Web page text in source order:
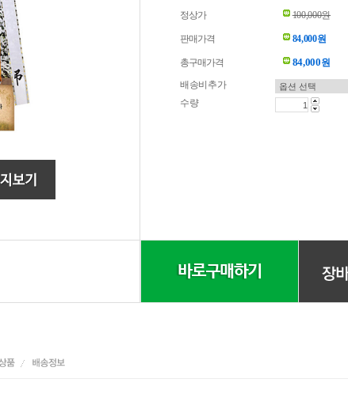
정상가 100,000원
판매가격 84,000원
총구매가격 84,000원
배송비추가
수량